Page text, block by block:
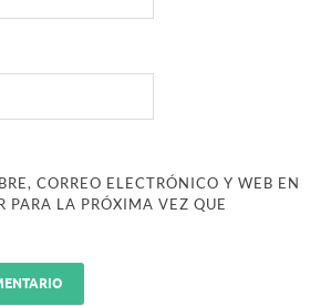
CORREO ELECTRÓNICO Y WEB EN
PARA LA PRÓXIMA VEZ QUE